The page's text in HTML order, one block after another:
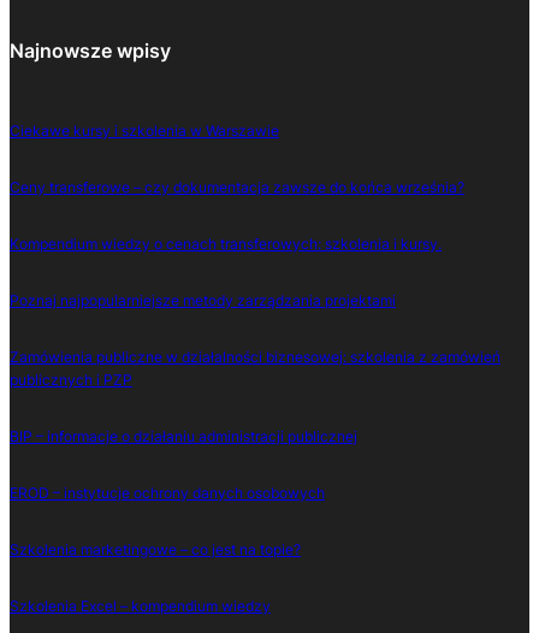
Najnowsze wpisy
Ciekawe kursy i szkolenia w Warszawie
Ceny transferowe – czy dokumentacja zawsze do końca września?
Kompendium wiedzy o cenach transferowych: szkolenia i kursy.
Poznaj najpopularniejsze metody zarządzania projektami
Zamówienia publiczne w działalności biznesowej: szkolenia z zamówień
publicznych i PZP
BIP – informacje o działaniu administracji publicznej
EROD – instytucje ochrony danych osobowych
Szkolenia marketingowe – co jest na topie?
Szkolenia Excel – kompendium wiedzy